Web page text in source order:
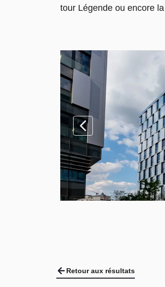
tour Légende ou encore
Retour aux résultats